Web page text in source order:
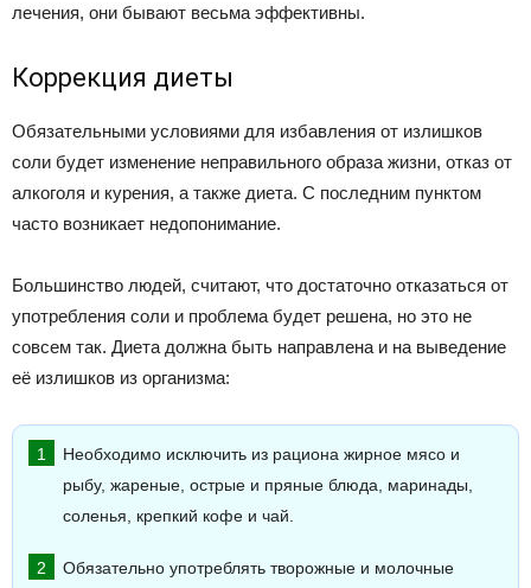
лечения, они бывают весьма эффективны.
Коррекция диеты
Обязательными условиями для избавления от излишков
соли будет изменение неправильного образа жизни, отказ от
алкоголя и курения, а также диета. С последним пунктом
часто возникает недопонимание.
Большинство людей, считают, что достаточно отказаться от
употребления соли и проблема будет решена, но это не
совсем так. Диета должна быть направлена и на выведение
её излишков из организма:
Необходимо исключить из рациона жирное мясо и
рыбу, жареные, острые и пряные блюда, маринады,
соленья, крепкий кофе и чай.
Обязательно употреблять творожные и молочные